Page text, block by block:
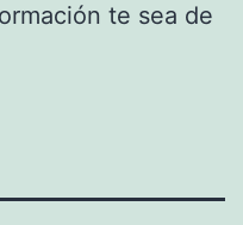
te sea de